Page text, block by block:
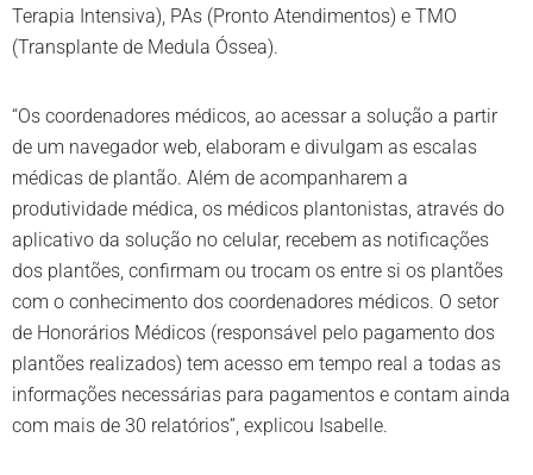
Terapia Intensiva), PAs (Pronto Atendimentos) e TMO
(Transplante de Medula Óssea).
“Os coordenadores médicos, ao acessar a solução a partir
de um navegador web, elaboram e divulgam as escalas
médicas de plantão. Além de acompanharem a
produtividade médica, os médicos plantonistas, através do
aplicativo da solução no celular, recebem as notificações
dos plantões, confirmam ou trocam os entre si os plantões
com o conhecimento dos coordenadores médicos. O setor
de Honorários Médicos (responsável pelo pagamento dos
plantões realizados) tem acesso em tempo real a todas as
informações necessárias para pagamentos e contam ainda
com mais de 30 relatórios”, explicou Isabelle.